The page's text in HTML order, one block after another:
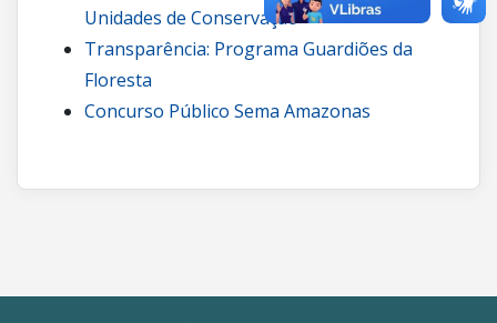
Unidades de Conservação
Transparência: Programa Guardiões da
Floresta
Concurso Público Sema Amazonas